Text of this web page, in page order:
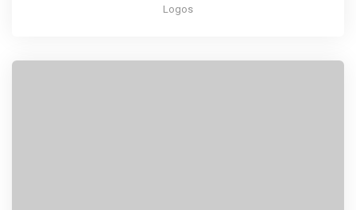
Logos